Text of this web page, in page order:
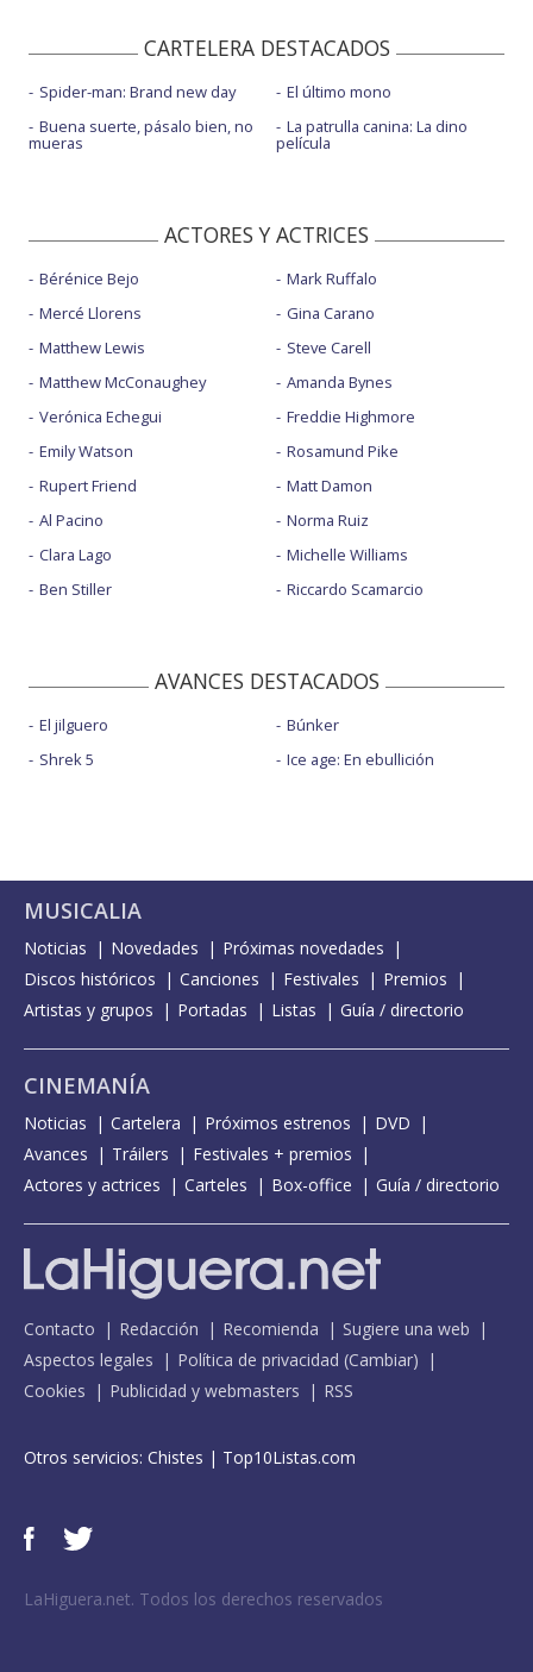
CARTELERA DESTACADOS
Spider-man: Brand new day
Buena suerte, pásalo bien, no
mueras
El último mono
La patrulla canina: La dino
película
ACTORES Y ACTRICES
Bérénice Bejo
Mercé Llorens
Matthew Lewis
Matthew McConaughey
Verónica Echegui
Emily Watson
Rupert Friend
Al Pacino
Clara Lago
Ben Stiller
Mark Ruffalo
Gina Carano
Steve Carell
Amanda Bynes
Freddie Highmore
Rosamund Pike
Matt Damon
Norma Ruiz
Michelle Williams
Riccardo Scamarcio
AVANCES DESTACADOS
El jilguero
Shrek 5
Búnker
Ice age: En ebullición
MUSICALIA
Noticias Novedades
Próximas novedades
Discos históricos
Canciones Festivales
Premios
Artistas y grupos
Portadas Listas Guía / directorio
CINEMANÍA
Noticias Cartelera Próximos estrenos
DVD
Avances
Tráilers
Festivales + premios
Actores y actrices
Carteles Box-office Guía / directorio
Contacto Redacción Recomienda
Sugiere una web
Aspectos legales
Política de privacidad (Cambiar)
Cookies
Publicidad y webmasters RSS
Otros servicios: Chistes | Top10Listas.com
LaHiguera.net. Todos los derechos reservados